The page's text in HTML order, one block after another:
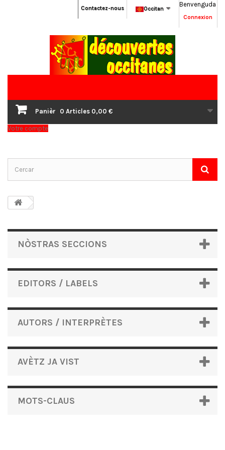
Benvenguda
Connexion
Occitan
Contactez-nous
Panièr 0 Articles 0,00 €
Votre compte
NÒSTRAS SECCIONS
EDITORS / LABELS
AUTORS / INTERPRÈTES
AVÈTZ JA VIST
MOTS-CLAUS